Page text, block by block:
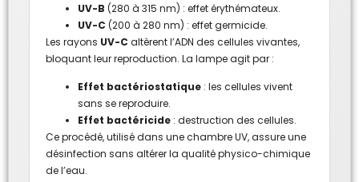
UV-B (280 à 315 nm) : effet érythémateux.
UV-C (200 à 280 nm) : effet germicide.
Les rayons UV-C altèrent l’ADN des cellules vivantes,
bloquant leur reproduction. La lampe agit par :
Effet bactériostatique : les cellules vivent
sans se reproduire.
Effet bactéricide : destruction des cellules.
Ce procédé, utilisé dans une chambre UV, assure une
désinfection sans altérer la qualité physico-chimique
de l’eau.